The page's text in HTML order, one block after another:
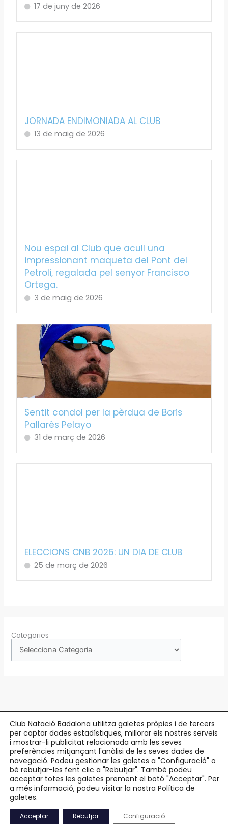
17 de juny de 2026
JORNADA ENDIMONIADA AL CLUB
13 de maig de 2026
Nou espai al Club que acull una
impressionant maqueta del Pont del
Petroli, regalada pel senyor Francisco
Ortega.
3 de maig de 2026
Sentit condol per la pèrdua de Boris
Pallarès Pelayo
31 de març de 2026
ELECCIONS CNB 2026: UN DIA DE CLUB
25 de març de 2026
Categories
Copyright © 2026 Club Natació Badalona |c/ Eduard Maristany, 5-7
Badalona |93 384 34 13
Avís Legal
Política de Privacitat
Accessibilitat
Mapa Web
Club Natació Badalona utilitza galetes pròpies i de tercers
per captar dades estadístiques, millorar els nostres serveis
i mostrar-li publicitat relacionada amb les seves
preferències mitjançant l'anàlisi de les seves dades de
navegació. Podeu gestionar les galetes a "Configuració" o
bé rebutjar-les fent clic a "Rebutjar". També podeu
acceptar totes les galetes prement el botó "Acceptar". Per
a més informació, podeu visitar la nostra Política de
galetes.
Acceptar Rebutjar Configuració